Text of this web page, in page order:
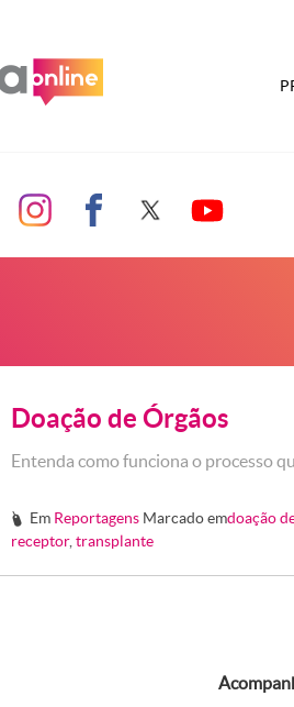
Doação de Órgãos
Entenda como funciona o processo
# Em Reportagens Marcado emdoação
receptor, transplante